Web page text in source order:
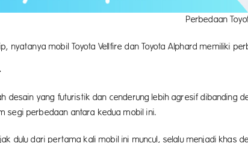
Perbedaan
nyatanya mobil Toyota Vellfire dan Toyota Alphard memiliki
desain yang futuristik dan cenderung lebih agresif dibanding
segi perbedaan antara kedua mobil ini.
dulu dari pertama kali mobil ini muncul, selalu menjadi khas